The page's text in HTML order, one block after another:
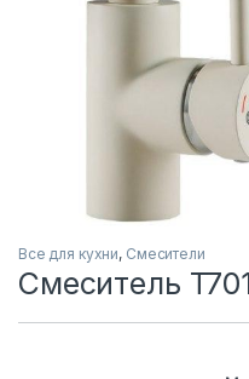
Все для кухни, Смесители
Смеситель